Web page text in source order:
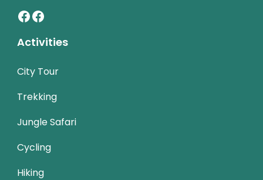
Facebook
Facebook
Activities
City Tour
Trekking
Jungle Safari
Cycling
Hiking